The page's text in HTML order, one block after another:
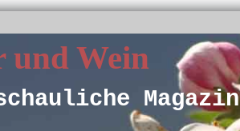
Wein
Magazin